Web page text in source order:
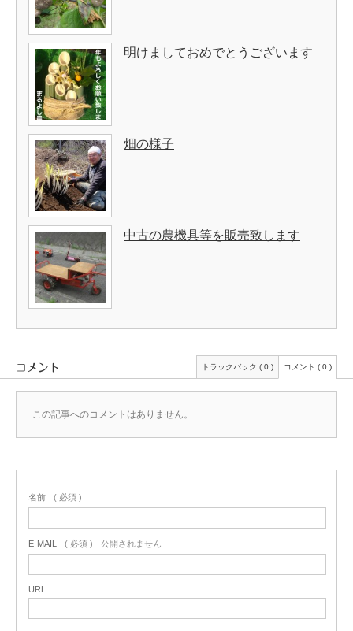
明けましておめでとうございます
畑の様子
中古の農機具等を販売致します
コメント トラックバック ( 0 ) コメント ( 0 )
この記事へのコメントはありません。
名前 ( 必須 )
E-MAIL ( 必須 ) - 公開されません -
URL